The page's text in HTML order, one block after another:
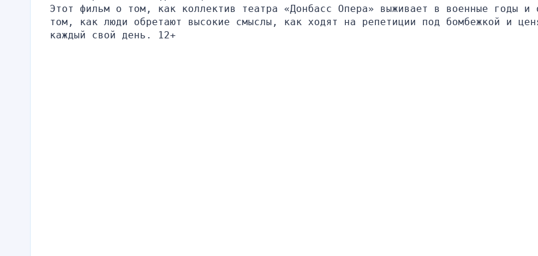
Этот фильм о том, как коллектив театра «Донбасс Опера» выживает в военные годы и
том, как люди обретают высокие смыслы, как ходят на репетиции под бомбежкой и
каждый свой день. 12+